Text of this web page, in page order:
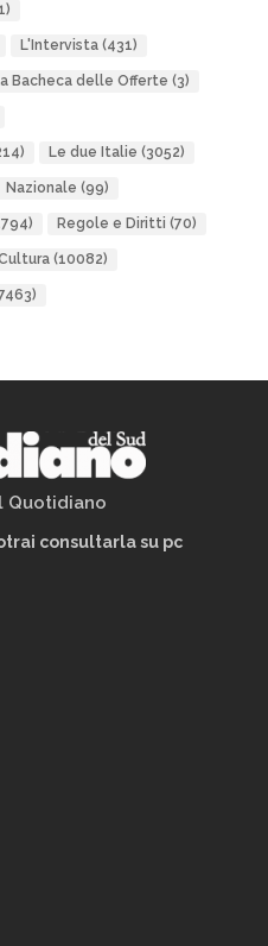
L'Intervista(431)
Bacheca delle Offerte (3)
Le due Italie (3052)
Nazionale (99)
Regole e Diritti (70)
(10082)
Quotidiano
consultarla su pc